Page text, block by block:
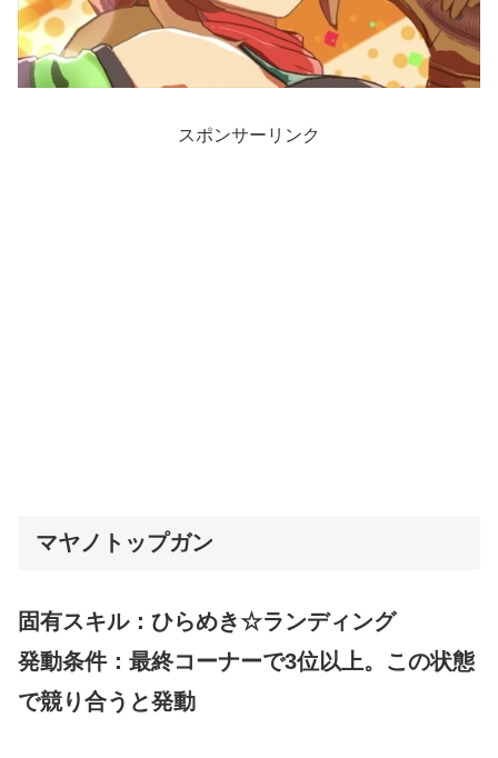
スポンサーリンク
マヤノトップガン
固有スキル：ひらめき☆ランディング
発動条件：最終コーナーで3位以上。この状態
で競り合うと発動